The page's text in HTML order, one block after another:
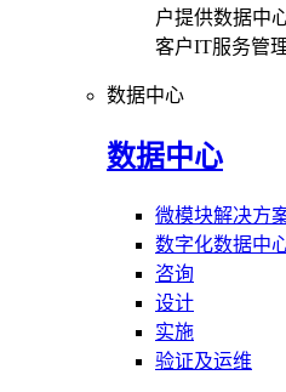
户提供数据中
客户IT服务管
数据中心
数据中心
微模块解决方
数字化数据中
咨询
设计
实施
验证及运维